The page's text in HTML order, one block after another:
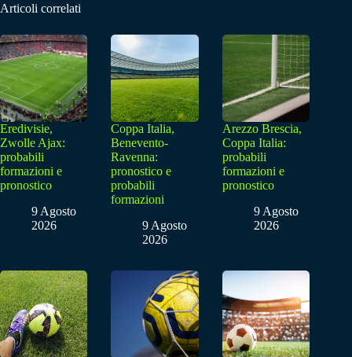
Articoli correlati
Eredivisie,
Zwolle Ajax:
probabili
formazioni e
pronostico
9 Agosto
2026
Coppa Italia,
Benevento-
Ravenna:
pronostico e
probabili
formazioni
9 Agosto
2026
Arezzo Brescia,
Coppa Italia:
probabili
formazioni e
pronostico
9 Agosto
2026